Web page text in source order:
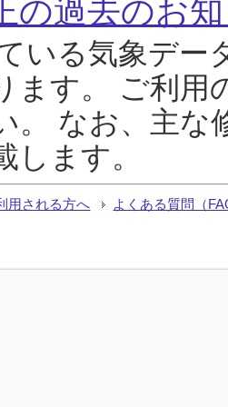
の過去のお
いる気象デー
ます。 ご利用
。 なお、主な
します。
用される方へ よくある質問（